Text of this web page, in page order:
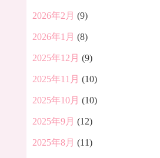
2026年2月 (9)
2026年1月 (8)
2025年12月 (9)
2025年11月 (10)
2025年10月 (10)
2025年9月 (12)
2025年8月 (11)